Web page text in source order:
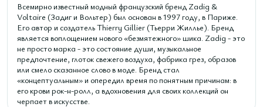
Всемирно известный модный французский бренд Zadig &
Voltaire (Задиг и Вольтер) был основан в 1997 году, в Париже.
Его автор и создатель Thierry Gillier (Тьерри Жиллье). Бренд
является воплощением нового «безмятежного» шика. Zadig - это
не просто марка - это состояние души, музыкальное
предпочтение, глоток свежего воздуха, фабрика грез, образов
или смело сказанное слово в моде. Бренд стал
«концептуальным» и опередил время по понятным причинам: в
его крови рок-н-ролл, а вдохновения для своих коллекций он
черпает в искусстве.